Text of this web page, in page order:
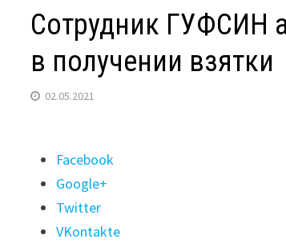
Сотрудник ГУФСИН
в получении взятки
02.05.2021
Поделиться
"Сотрудник
ГУФСИН
арестован
Facebook
Google+
Twitter
VKontakte